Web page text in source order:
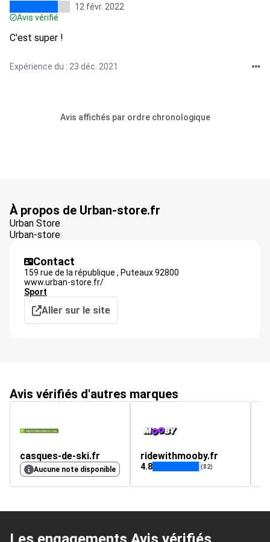
12 févr. 2022
Avis vérifié
C'est super !
Expérience du : 23 déc. 2021
Avis affichés par ordre chronologique
À propos de Urban-store.fr
Urban Store
Urban-store
Contact
159 rue de la république , Puteaux92800
www.urban-store.fr/
Sport
Aller sur le site
Avis vérifiés d'autres marques
casques-de-ski.fr
Aucune note disponible
ridewithmooby.fr
4.8 (82)